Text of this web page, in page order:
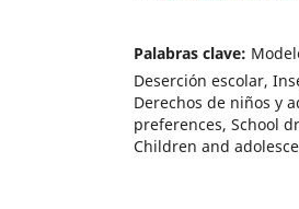
Palabras clave:
Deserción escolar,
Derechos de niños y
preferences, School
Children and